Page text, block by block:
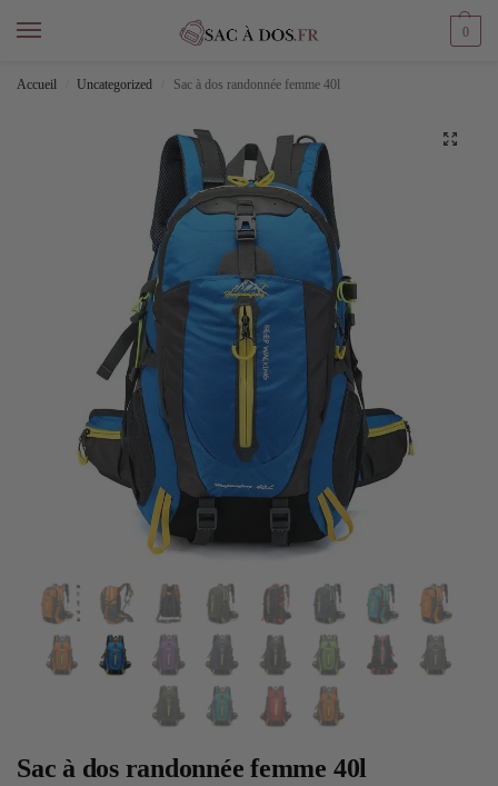
0
Accueil Uncategorized Sac à dos randonnée femme 40l
Sac à dos randonnée femme 40l